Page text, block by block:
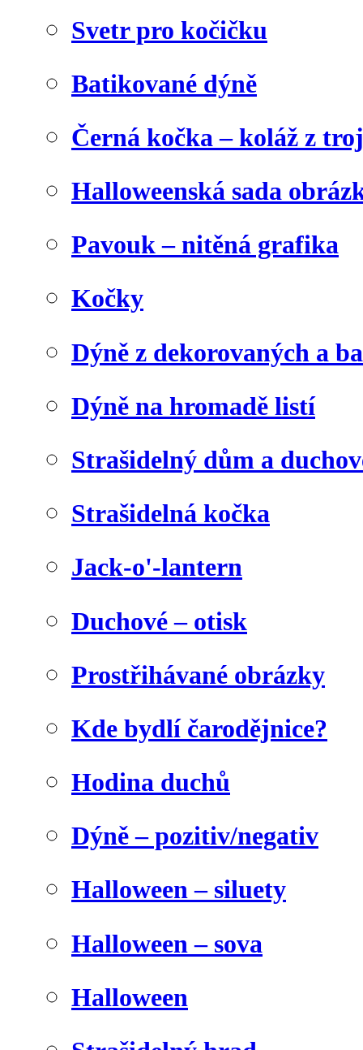
Svetr pro kočičku
Batikované dýně
Černá kočka – koláž z
Halloweenská sada
Pavouk – nitěná grafika
Kočky
Dýně z dekorovaných a
Dýně na hromadě listí
Strašidelný dům a
Strašidelná kočka
Jack-o'-lantern
Duchové – otisk
Prostřihávané obrázky
Kde bydlí čarodějnice?
Hodina duchů
Dýně – pozitiv/negativ
Halloween – siluety
Halloween – sova
Halloween